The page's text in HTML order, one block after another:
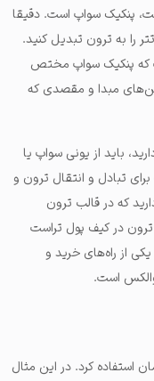
پنکیک سواپ است. دقیقا
را به ترون تبدیل کنید.
که پنکیک سواپ مختص
مبدا و مقصدی که
باید از یونی سواپ یا
تبادل و انتقال ترون و
که در قالب ترون
در کیف پول تراست
از راه‌های خرید و
استفاده کرد. در این مثال